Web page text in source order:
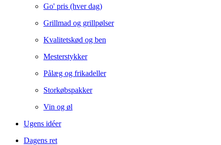
Go' pris (hver dag)
Grillmad og grillpølser
Kvalitetskød og ben
Mesterstykker
Pålæg og frikadeller
Storkøbspakker
Vin og øl
Ugens idéer
Dagens ret